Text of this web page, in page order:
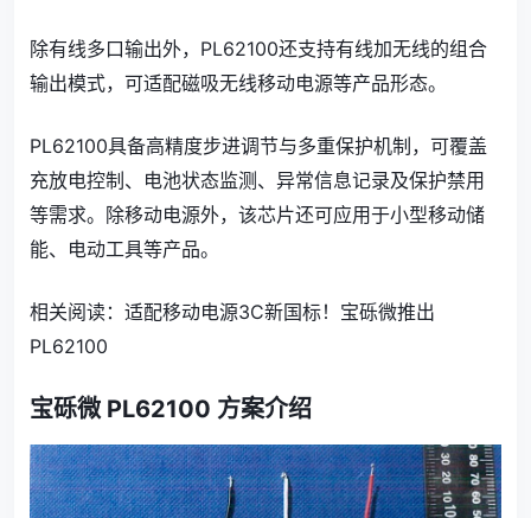
除有线多口输出外，PL62100还支持有线加无线的组合
输出模式，可适配磁吸无线移动电源等产品形态。
PL62100具备高精度步进调节与多重保护机制，可覆盖
充放电控制、电池状态监测、异常信息记录及保护禁用
等需求。除移动电源外，该芯片还可应用于小型移动储
能、电动工具等产品。
相关阅读：适配移动电源3C新国标！宝砾微推出
PL62100
宝砾微 PL62100 方案介绍